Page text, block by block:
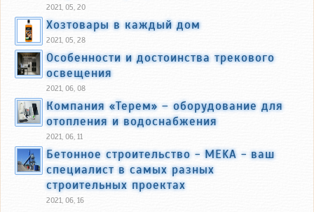
2021, 05, 20
Хозтовары в каждый дом
2021, 05, 28
Особенности и достоинства трекового
освещения
2021, 06, 08
Компания «Терем» – оборудование для
отопления и водоснабжения
2021, 06, 11
Бетонное строительство - MEKA - ваш
специалист в самых разных
строительных проектах
2021, 06, 16